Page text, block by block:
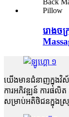
រោងច
យើងមានជំនាញក្នុងវិ
ការអភិវឌ្ឍន៍ ការផលិ
សម្រាប់អតិថិជនក្នុងស្